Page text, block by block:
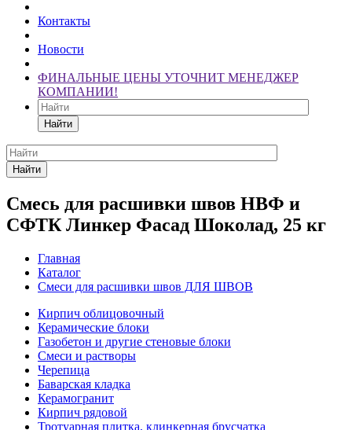
Контакты
Новости
ФИНАЛЬНЫЕ ЦЕНЫ УТОЧНИТ МЕНЕДЖЕР
КОМПАНИИ!
Найти
Найти
Смесь для расшивки швов НВФ и
СФТК Линкер Фасад Шоколад, 25 кг
Главная
Каталог
Смеси для расшивки швов ДЛЯ ШВОВ
Кирпич облицовочный
Керамические блоки
Газобетон и другие стеновые блоки
Смеси и растворы
Черепица
Баварская кладка
Керамогранит
Кирпич рядовой
Тротуарная плитка, клинкерная брусчатка